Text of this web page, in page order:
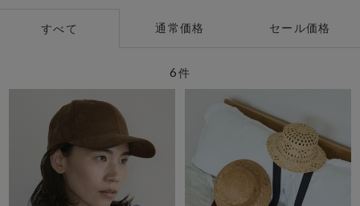
すべて 通常価格 セール価格
6件